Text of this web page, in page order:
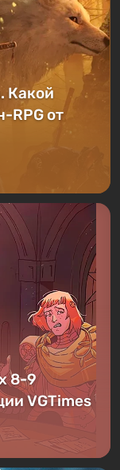
Какой
RPG от
8-9
VGTimes